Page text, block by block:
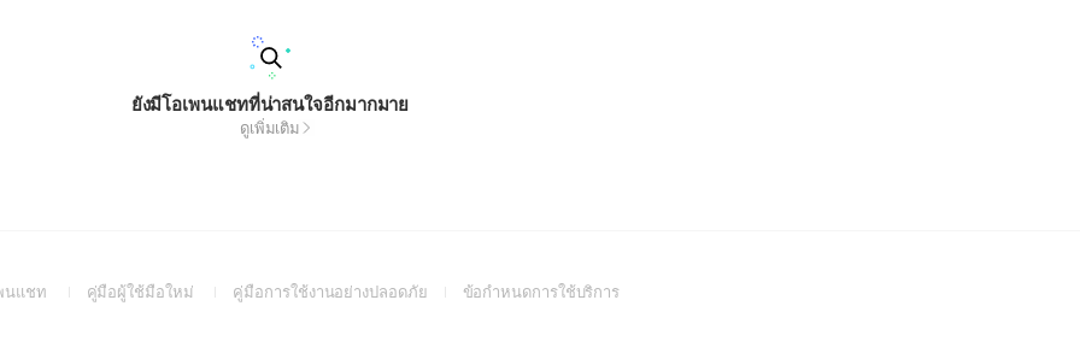
ยังมีโอเพนแชทที่น่าสนใจอีกมากมาย
ดูเพิ่มเติม
นแชท
(Openคู่มือผู้ใช้มือใหม่
(Openคู่มือการใช้งานอย่างปลอดภัย(Openข้อกำหนดการใช้บริการ(Open